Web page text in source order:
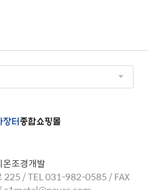
온조경개발
225 / TEL 031-982-0585 / FAX